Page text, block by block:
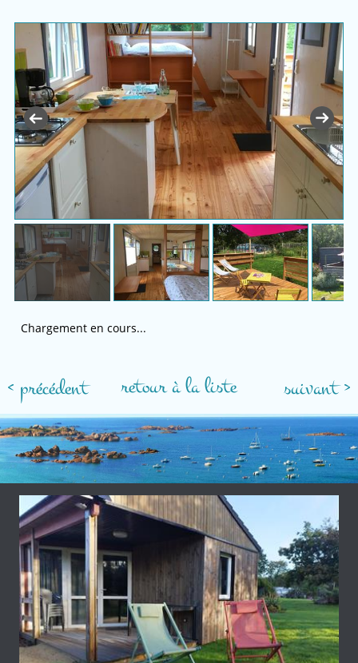
Chargement en cours...
suivant >
< précédent retour à la liste